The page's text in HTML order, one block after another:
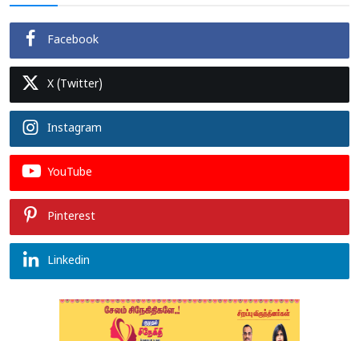
Facebook
X (Twitter)
Instagram
YouTube
Pinterest
Linkedin